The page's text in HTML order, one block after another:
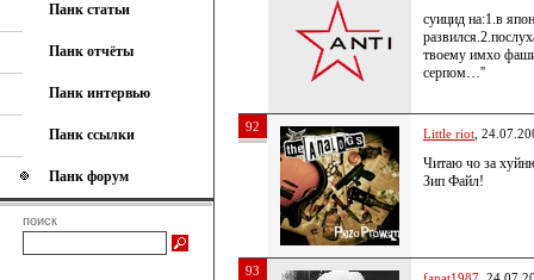
Панк статьи
Панк отчёты
Панк интервью
Панк ссылки
Панк форум
поиск
суицид на:1.в
твоему имхо
серпом…''
92 Little riot ,
Читаю чо за
Зип Файл!
93